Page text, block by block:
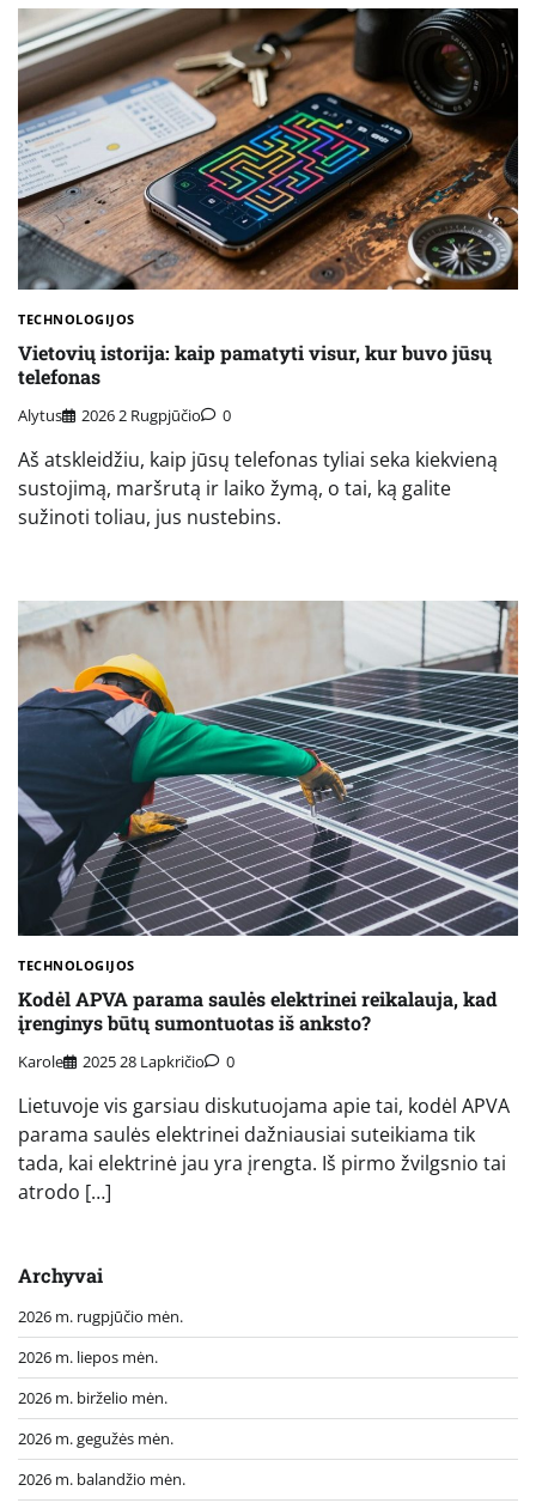
TECHNOLOGIJOS
Vietovių istorija: kaip pamatyti visur, kur buvo jūsų
telefonas
Alytus 2026 2 Rugpjūčio 0
Aš atskleidžiu, kaip jūsų telefonas tyliai seka kiekvieną
sustojimą, maršrutą ir laiko žymą, o tai, ką galite
sužinoti toliau, jus nustebins.
TECHNOLOGIJOS
Kodėl APVA parama saulės elektrinei reikalauja, kad
įrenginys būtų sumontuotas iš anksto?
Karole 2025 28 Lapkričio 0
Lietuvoje vis garsiau diskutuojama apie tai, kodėl APVA
parama saulės elektrinei dažniausiai suteikiama tik
tada, kai elektrinė jau yra įrengta. Iš pirmo žvilgsnio tai
atrodo […]
Archyvai
2026 m. rugpjūčio mėn.
2026 m. liepos mėn.
2026 m. birželio mėn.
2026 m. gegužės mėn.
2026 m. balandžio mėn.